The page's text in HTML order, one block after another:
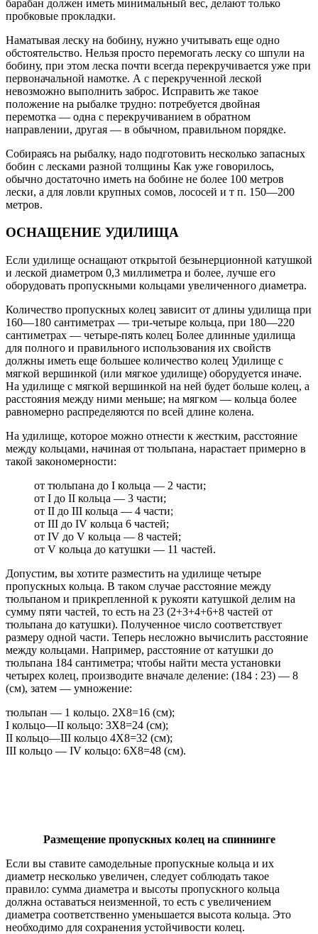
барабан должен иметь минимальный вес, делают только
пробковые прокладки.
Наматывая леску на бобину, нужно учитывать еще одно
обстоятельство. Нельзя просто перемогать леску со шпули на
бобину, при этом леска почти всегда перекручивается уже при
первоначальной намотке. А с перекрученной леской
невозможно выполнить заброс. Исправить же такое
положение на рыбалке трудно: потребуется двойная
перемотка — одна с перекручиванием в обратном
направлении, другая — в обычном, правильном порядке.
Собираясь на рыбалку, надо подготовить несколько запасных
бобин с лесками разной толщины Как уже говорилось,
обычно достаточно иметь на бобине не более 100 метров
лески, а для ловли крупных сомов, лососей и т п. 150—200
метров.
ОСНАЩЕНИЕ УДИЛИЩА
Если удилище оснащают открытой безынерционной катушкой
и леской диаметром 0,3 миллиметра и более, лучше его
оборудовать пропускными кольцами увеличенного диаметра.
Количество пропускных колец зависит от длины удилища при
160—180 сантиметрах — три-четыре кольца, при 180—220
сантиметрах — четыре-пять колец Более длинные удилища
для полного и правильного использования их свойств
должны иметь еще большее количество колец Удилище с
мягкой вершинкой (или мягкое удилище) оборудуется иначе.
На удилище с мягкой вершинкой на ней будет больше колец, а
расстояния между ними меньше; на мягком — кольца более
равномерно распределяются по всей длине колена.
На удилище, которое можно отнести к жестким, расстояние
между кольцами, начиная от тюльпана, нарастает примерно в
такой закономерности:
от тюльпана до I кольца — 2 части;
от I до II кольца — 3 части;
от II до III кольца — 4 части;
от III до IV кольца 6 частей;
от IV до V кольца — 8 частей;
от V кольца до катушки — 11 частей.
Допустим, вы хотите разместить на удилище четыре
пропускных кольца. В таком случае расстояние между
тюльпаном и прикрепленной к рукояти катушкой делим на
сумму пяти частей, то есть на 23 (2+3+4+6+8 частей от
тюльпана до катушки). Полученное число соответствует
размеру одной части. Теперь несложно вычислить расстояние
между кольцами. Например, расстояние от катушки до
тюльпана 184 сантиметра; чтобы найти места установки
четырех колец, производите вначале деление: (184 : 23) — 8
(см), затем — умножение:
тюльпан — 1 кольцо. 2Х8=16 (см);
I кольцо—II кольцо: 3Х8=24 (см);
II кольцо—III кольцо 4Х8=32 (см);
III кольцо — IV кольцо: 6Х8=48 (см).
Размещение пропускных колец на спиннинге
Если вы ставите самодельные пропускные кольца и их
диаметр несколько увеличен, следует соблюдать такое
правило: сумма диаметра и высоты пропускного кольца
должна оставаться неизменной, то есть с увеличением
диаметра соответственно уменьшается высота кольца. Это
необходимо для сохранения устойчивости колец.